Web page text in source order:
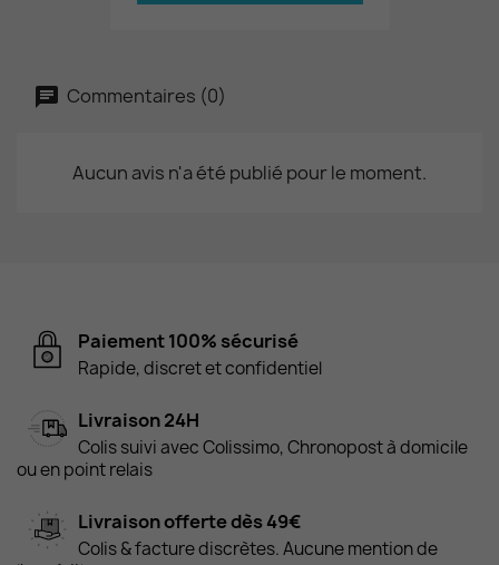
Commentaires (0)
Aucun avis n'a été publié pour le moment.
Paiement 100% sécurisé
Rapide, discret et confidentiel
Livraison 24H
Colis suivi avec Colissimo, Chronopost à domicile
ou en point relais
Livraison offerte dès 49€
Colis & facture discrètes. Aucune mention de